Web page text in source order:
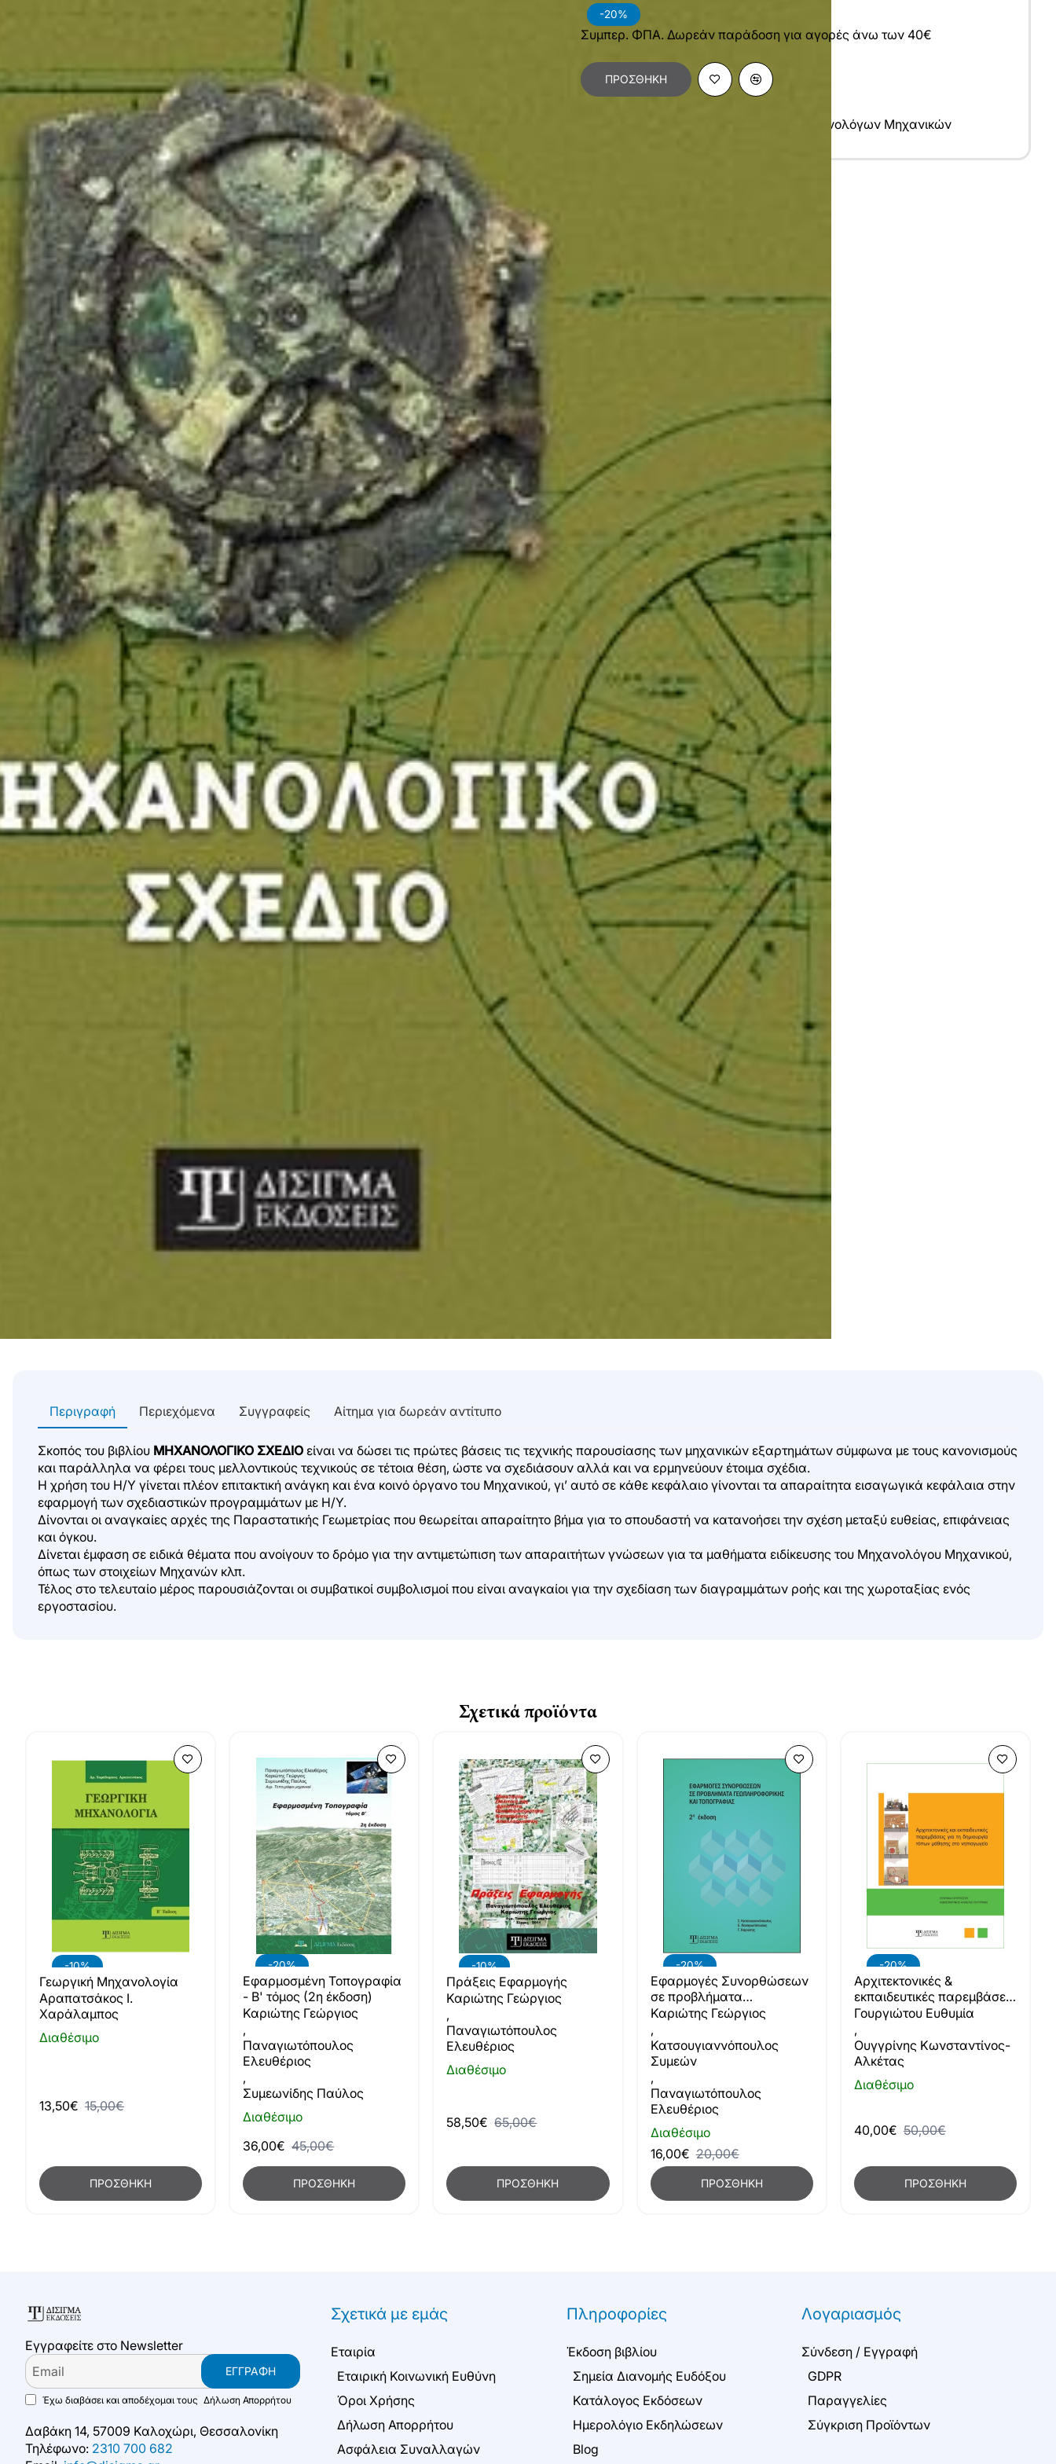
-20%
Συμπερ. ΦΠΑ. Δωρεάν παράδοση για αγορές άνω των 40€
ΠΡΟΣΘΉΚΗ
Μηχανολόγων Μηχανικών
Εσωτερικό Βιβλίου
Ασπρόμαυρο
978-960-9495-03-5
Περιγραφή Περιεχόμενα Συγγραφείς Αίτημα για δωρεάν αντίτυπο
Σκοπός του βιβλίου ΜΗΧΑΝΟΛΟΓΙΚΟ ΣΧΕΔΙΟ είναι να δώσει τις πρώτες βάσεις τις τεχνικής παρουσίασης των μηχανικών εξαρτημάτων σύμφωνα με τους κανονισμούς
και παράλληλα να φέρει τους μελλοντικούς τεχνικούς σε τέτοια θέση, ώστε να σχεδιάσουν αλλά και να ερμηνεύουν έτοιμα σχέδια.
Η χρήση του Η/Υ γίνεται πλέον επιτακτική ανάγκη και ένα κοινό όργανο του Μηχανικού, γι’ αυτό σε κάθε κεφάλαιο γίνονται τα απαραίτητα εισαγωγικά κεφάλαια στην
εφαρμογή των σχεδιαστικών προγραμμάτων με Η/Υ.
Δίνονται οι αναγκαίες αρχές της Παραστατικής Γεωμετρίας που θεωρείται απαραίτητο βήμα για το σπουδαστή να κατανοήσει την σχέση μεταξύ ευθείας, επιφάνειας
και όγκου.
Δίνεται έμφαση σε ειδικά θέματα που ανοίγουν το δρόμο για την αντιμετώπιση των απαραιτήτων γνώσεων για τα μαθήματα ειδίκευσης του Μηχανολόγου Μηχανικού,
όπως των στοιχείων Μηχανών κλπ.
Τέλος στο τελευταίο μέρος παρουσιάζονται οι συμβατικοί συμβολισμοί που είναι αναγκαίοι για την σχεδίαση των διαγραμμάτων ροής και της χωροταξίας ενός
εργοστασίου.
Σχετικά προϊόντα
-10%
Διαθέσιμο
Γεωργική Μηχανολογία
Αραπατσάκος Ι.
Χαράλαμπος
13,50€ 15,00€
ΠΡΟΣΘΉΚΗ
-20%
Διαθέσιμο
Εφαρμοσμένη Τοπογραφία
- Β' τόμος (2η έκδοση)
Καριώτης Γεώργιος
,
Παναγιωτόπουλος
Ελευθέριος
,
Συμεωνίδης Παύλος
36,00€ 45,00€
ΠΡΟΣΘΉΚΗ
-10%
Διαθέσιμο
Πράξεις Εφαρμογής
Καριώτης Γεώργιος
,
Παναγιωτόπουλος
Ελευθέριος
58,50€ 65,00€
ΠΡΟΣΘΉΚΗ
-20%
Διαθέσιμο
Εφαρμογές Συνορθώσεων
σε προβλήματα
Γεωπληροφορικής &
Καριώτης Γεώργιος
,
Κατσουγιαννόπουλος
Συμεών
,
Παναγιωτόπουλος
Ελευθέριος
16,00€ 20,00€
ΠΡΟΣΘΉΚΗ
-20%
Διαθέσιμο
Αρχιτεκτονικές &
εκπαιδευτικές παρεμβάσεις
για τη δημιουργία τόπων
Γουργιώτου Ευθυμία
,
Ουγγρίνης Κωνσταντίνος-
Αλκέτας
40,00€ 50,00€
ΠΡΟΣΘΉΚΗ
Εγγραφείτε στο Newsletter
Email
ΕΓΓΡΑΦΉ
Έχω διαβάσει και αποδέχομαι τους Δήλωση Απορρήτου
Δαβάκη 14, 57009 Καλοχώρι, Θεσσαλονίκη
Τηλέφωνο: 2310 700 682
Σχετικά με εμάς
Εταιρία
Εταιρική Κοινωνική Ευθύνη
Όροι Χρήσης
Δήλωση Απορρήτου
Ασφάλεια Συναλλαγών
Πληροφορίες
Έκδοση βιβλίου
Σημεία Διανομής Ευδόξου
Κατάλογος Εκδόσεων
Ημερολόγιο Εκδηλώσεων
Blog
Λογαριασμός
Σύνδεση / Εγγραφή
GDPR
Παραγγελίες
Σύγκριση Προϊόντων